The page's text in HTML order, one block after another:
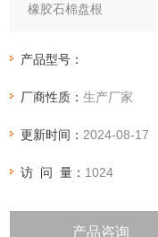
橡胶石棉盘根
石棉橡胶盘根用浸橡胶
丝、铅丝、不锈钢丝）
产品型号：
厂商性质：生产厂家
更新时间： 2024-08-17
访 问 量： 1024
产品咨询